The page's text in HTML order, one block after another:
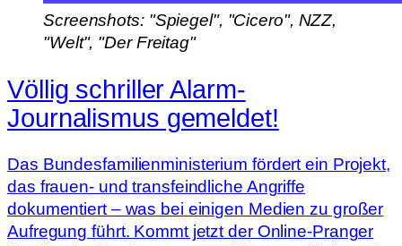
Screenshots: "Spiegel", "Cicero", NZZ,
"Welt", "Der Freitag"
Völlig schriller Alarm-
Journalismus gemeldet!
Das Bundesfamilienministerium fördert ein Projekt,
das frauen- und transfeindliche Angriffe
dokumentiert – was bei einigen Medien zu großer
Aufregung führt. Kommt jetzt der Online-Pranger